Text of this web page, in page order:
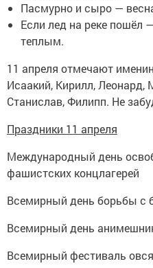
Пасмурно и сыро —
Если лед на реке пошёл
теплым.
11 апреля отмечают
Исаакий, Кирилл, Леонард,
Станислав, Филипп. Не
Праздники 11 апреля
Международный день
фашистских концлагерей
Всемирный день борьбы с
Всемирный день
Всемирный фестиваль